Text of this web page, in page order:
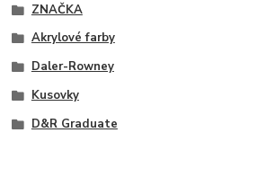
ZNAČKA
Akrylové farby
Daler-Rowney
Kusovky
D&R Graduate